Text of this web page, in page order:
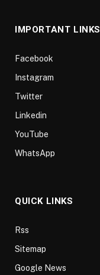
IMPORTANT LINKS
Facebook
Instagram
Twitter
Linkedin
YouTube
WhatsApp
QUICK LINKS
Rss
Sitemap
Google News